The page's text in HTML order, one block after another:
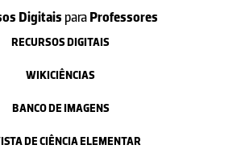
Digitais paraProfessores
RECURSOS DIGITAIS
WIKICIÊNCIAS
BANCO DE IMAGENS
DE CIÊNCIA ELEMENTAR